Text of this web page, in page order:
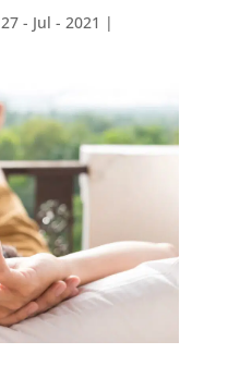
27 - Jul - 2021 |